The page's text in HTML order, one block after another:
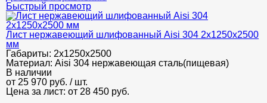
Быстрый просмотр
Лист нержавеющий шлифованный Aisi 304 2х1250х2500
мм
Габариты: 2х1250х2500
Материал: Aisi 304 нержавеющая сталь(пищевая)
В наличии
от 25 970 руб. / шт.
Цена за лист: от 28 450 руб.